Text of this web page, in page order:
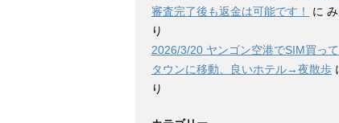
審査完了後も返金は可能です！
に
り
2026/3/20 ヤンゴン空港でSIM買っ
タウンに移動、良いホテル→夜散歩
り